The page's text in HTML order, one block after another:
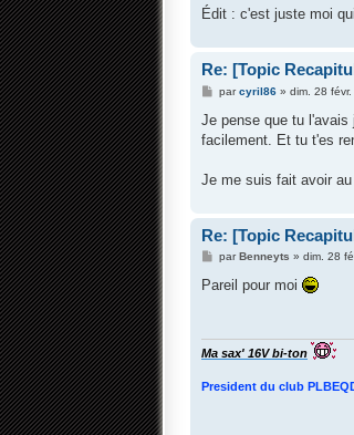
Édit : c'est juste moi
Re: [Topic
M
s
a
parcyril86» dim. 28
Je pense que tu
facilement. Et tu t'es
Je me suis fait avoir
Re: [Topic
M
s
parBenneyts » dim. 28
Pareil pour moi
Ma sax' 16V bi-ton
President du club